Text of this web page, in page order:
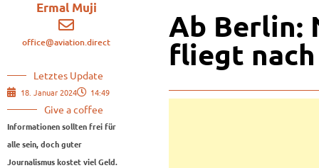
Ermal Muji
office@aviation.direct
Letztes Update
18. Januar 2024 14:49
Give a coffee
Informationen sollten frei für
alle sein, doch guter
Journalismus kostet viel Geld.
Ab Berlin:
fliegt nach